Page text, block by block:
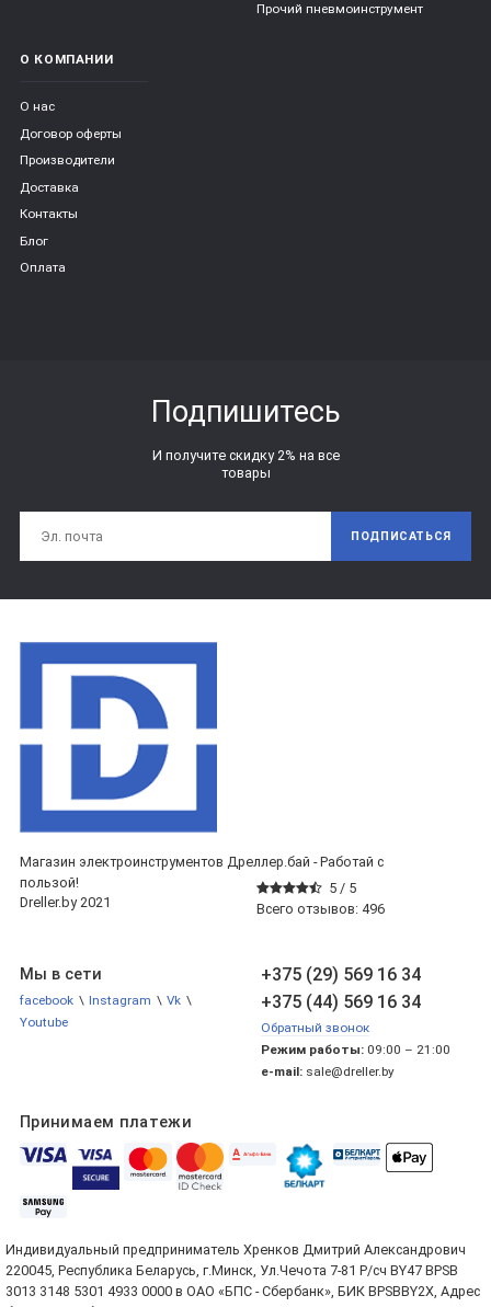
Прочий пневмоинструмент
О КОМПАНИИ
О нас
Договор оферты
Производители
Доставка
Контакты
Блог
Оплата
Подпишитесь
И получите скидку 2% на все
товары
ПОДПИСАТЬСЯ
Магазин электроинструментов Дреллер.бай - Работай с
пользой!
5 / 5
Всего отзывов: 496
Dreller.by 2021
+375 (29) 569 16 34
+375 (44) 569 16 34
Обратный звонок
Режим работы: 09:00 – 21:00
e-mail: sale@dreller.by
Мы в сети
facebook \ Instagram \ Vk \
Youtube
Принимаем платежи
Индивидуальный предприниматель Хренков Дмитрий Александрович
220045, Республика Беларусь, г.Минск, Ул.Чечота 7-81 Р/сч BY47 BPSB
3013 3148 5301 4933 0000 в ОАО «БПС - Сбербанк», БИК BPSBBY2X, Адрес